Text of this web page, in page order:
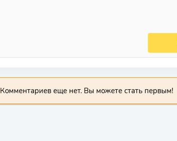
Комментариев еще нет. Вы можете стать первым!